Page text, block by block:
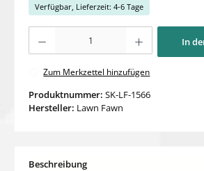
Verfügbar, Lieferzeit: 4-6 Tage
In
Zum Merkzettel hinzufügen
Produktnummer: SK-LF-1566
Hersteller: Lawn Fawn
Beschreibung